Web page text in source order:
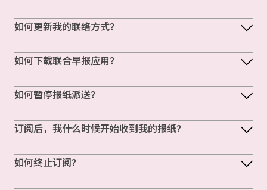
如何更新我的联络方式？
如何下载联合早报应用？
如何暂停报纸派送？
订阅后，我什么时候开始收到我的报纸？
如何终止订阅？